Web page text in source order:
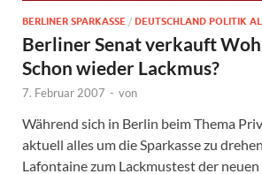
BERLINER SPARKASSE / DEUTSCHLAND POLITIK
Berliner Senat verkauft
Schon wieder Lackmus?
7. Februar 2007 - von
Während sich in Berlin beim Thema
aktuell alles um die Sparkasse zu
Lafontaine zum Lackmustest der